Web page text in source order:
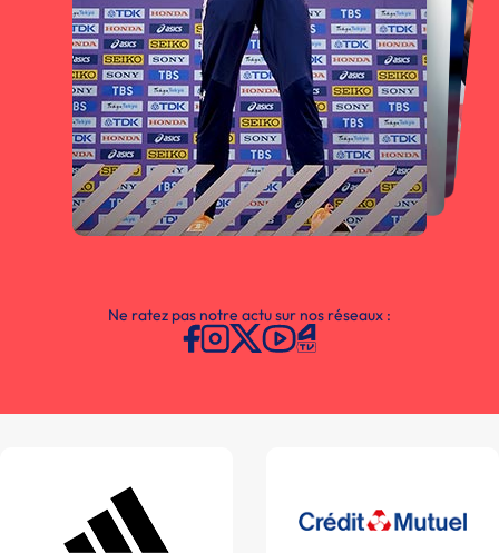
Ne ratez pas notre actu sur nos réseaux :